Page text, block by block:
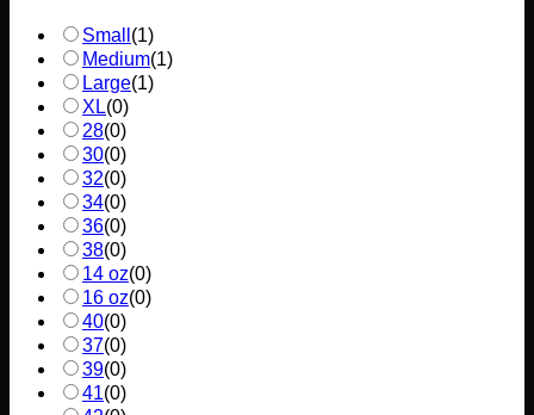
Small (1)
Medium(1)
Large(1)
XL(0)
28(0)
30(0)
32(0)
34(0)
36(0)
38(0)
14 oz(0)
16 oz(0)
40(0)
37(0)
39(0)
41(0)